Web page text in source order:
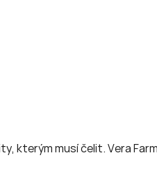
kterým musí čelit. Vera